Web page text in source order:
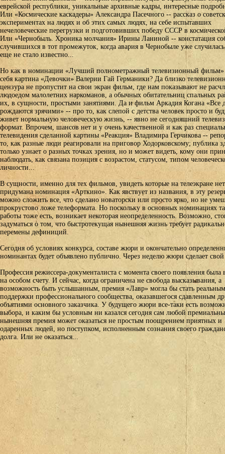
еврейской республики, уникальные архивные кадры, интересные
Или «Космические каскадеры» Александра Пасечного -- рассказ о
экспериментах на людях и об этих самых людях, на себе испытавших
нечеловеческие перегрузки и подготовивших победу СССР в
Или «Чернобыль. Хроника молчания» Ирины Ланиной -- констатация
случившихся в тот промежуток, когда авария в Чернобыле уже
еще не стало известно...
Но как в номинации «Лучший полнометражный телевизионный фильм»
себя картина «Девочки» Валерии Гай Германики? Да близко
цензура не пропустит на свои экран фильм, где нам показывают не
людоедом малолетних наркоманов, а обычных обитательниц спальных
их, в сущности, простыми занятиями. Да и фильм Аркадия Когана «Все
рождаются зрячими» -- про то, как слепой с детства человек просто и
живет нормальную человеческую жизнь, -- явно не сегодняшний
формат. Впрочем, шансов нет и у очень качественной и как раз
телевидения сделанной картины «Реакция» Владимира Герчикова --
то, как разные люди реагировали на приговор Ходорковскому; публика
только узнает о разных точках зрения, но и может видеть, кому они
наблюдать, как связана позиция с возрастом, статусом, типом
личности...
В сущности, именно для тех фильмов, увидеть которые на телеэкране
придумана номинация «Арткино». Как явствует из названия, в эту
можно сложить все, что сделано новаторски или просто ярко, но не
прокрустово ложе телеформата. Но поскольку в основных номинациях
работы тоже есть, возникает некоторая неопределенность. Возможно,
задуматься о том, что быстротекущая нынешняя жизнь требует
перемены дефиниций.
Сегодня об условиях конкурса, составе жюри и окончательно
номинантах будет объявлено публично. Через неделю жюри сделает
Профессия режиссера-документалиста с момента своего появления была
на особом счету. И сейчас, когда ограничена не свобода высказывания, а
возможность быть услышанным, премия «Лавр» могла бы стать
поддержки профессионального сообщества, оказавшегося сдавленным
объятиями основного заказчика. У будущего жюри все-таки есть
выбора, и каким бы условным ни казался сегодня сам любой
нынешняя премия может оказаться не простым поощрением приятных и
одаренных людей, но поступком, исполненным сознания своего
долга. Или не оказаться...